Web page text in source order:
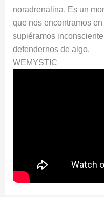
noradrenalina. Es un
que nos encontramos
supiéramos
defendernos de algo.
WEMYSTIC